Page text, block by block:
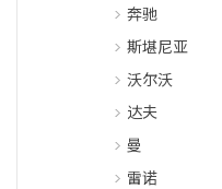
奔驰
斯堪尼亚
沃尔沃
达夫
曼
雷诺